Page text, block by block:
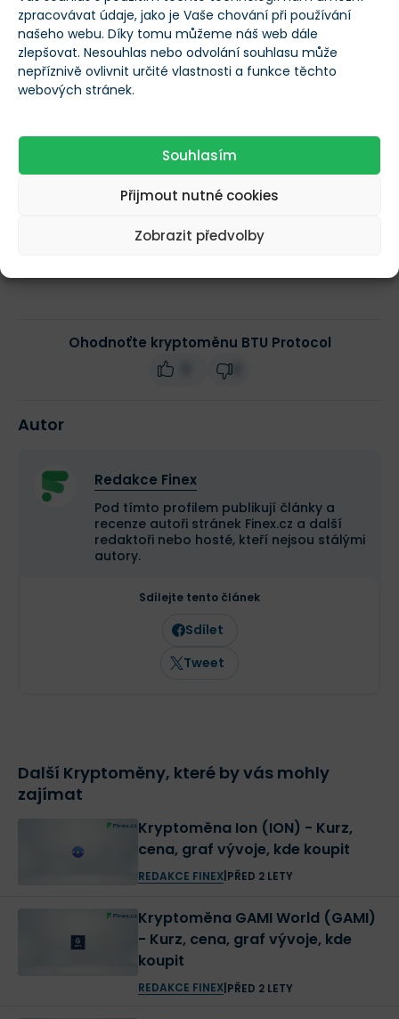
zpracovávat údaje, jako je Vaše chování při používání
našeho webu. Díky tomu můžeme náš web dále
zlepšovat. Nesouhlas nebo odvolání souhlasu může
nepříznivě ovlivnit určité vlastnosti a funkce těchto
webových stránek.
Souhlasím
Přijmout nutné cookies
Zobrazit předvolby
Maximální počet
tokenů
--
(24h)
Tržní kapitalizace $20 242 752
Ohodnoťte kryptoměnu BTU Protocol
Autor
Redakce Finex
Pod tímto profilem publikují články a
recenze autoři stránek Finex.cz a další
redaktoři nebo hosté, kteří nejsou stálými
autory.
Sdílejte tento článek
Sdílet
Tweet
Další Kryptoměny, které by vás mohly
zajímat
Kryptoměna Ion (ION) - Kurz,
cena, graf vývoje, kde koupit
REDAKCE FINEX| PŘED 2 LETY
Kryptoměna GAMI World (GAMI)
- Kurz, cena, graf vývoje, kde
koupit
REDAKCE FINEX| PŘED 2 LETY